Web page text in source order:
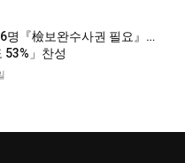
명『檢보완수사권 필요』…
53%」찬성